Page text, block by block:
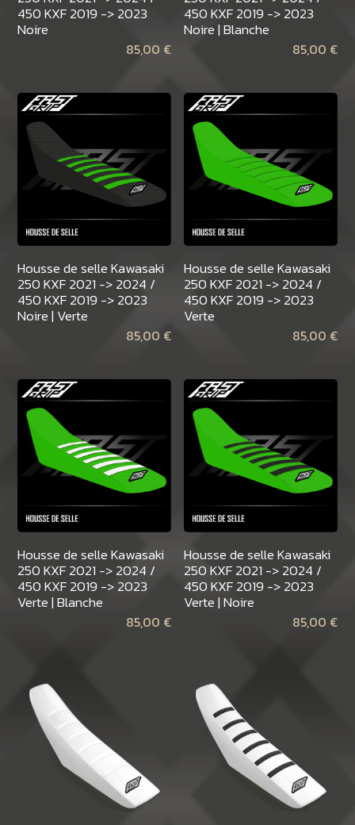
450 KXF 2019 -> 2023
Noire
85,00 €
450 KXF 2019 -> 2023
Noire | Blanche
85,00 €
Housse de selle Kawasaki
250 KXF 2021 -> 2024 /
450 KXF 2019 -> 2023
Noire | Verte
85,00 €
Housse de selle Kawasaki
250 KXF 2021 -> 2024 /
450 KXF 2019 -> 2023
Verte
85,00 €
Housse de selle Kawasaki
250 KXF 2021 -> 2024 /
450 KXF 2019 -> 2023
Verte | Blanche
85,00 €
Housse de selle Kawasaki
250 KXF 2021 -> 2024 /
450 KXF 2019 -> 2023
Verte | Noire
85,00 €